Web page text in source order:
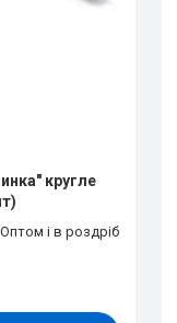
кругле
Оптом і в роздріб